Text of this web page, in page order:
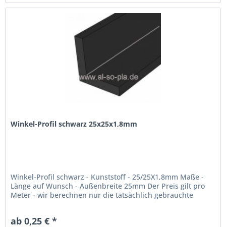
Winkel-Profil schwarz 25x25x1,8mm
Winkel-Profil schwarz - Kunststoff - 25/25X1,8mm Maße -
Länge auf Wunsch - Außenbreite 25mm Der Preis gilt pro
Meter - wir berechnen nur die tatsächlich gebrauchte
ab 0,25 € *